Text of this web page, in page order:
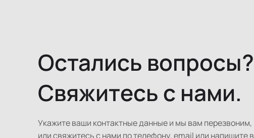
Остались вопросы?
Свяжитесь с нами.
Укажите ваши контактные данные и мы вам перезвоним,
или свяжитесь с нами по телефону, email или напишите в